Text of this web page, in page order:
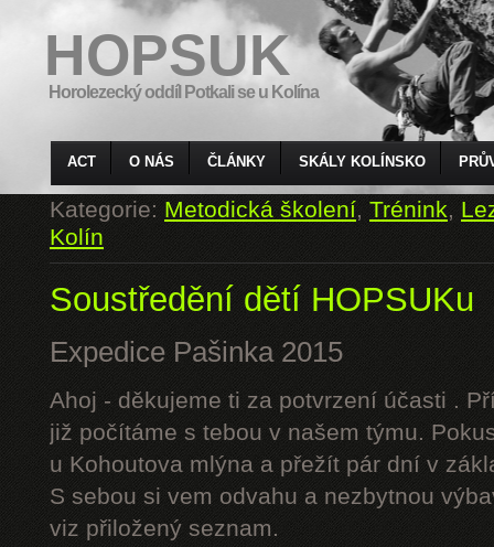
HOPSUK
Horolezecký oddíl Potkali se u Kolína
ACT O NÁS ČLÁNKY SKÁLY KOLÍNSKO
Kategorie:Metodická školení, Trénink,
Kolín
Soustředění dětí HOPSUKu
Expedice Pašinka 2015
Ahoj - děkujeme ti za potvrzení účasti .
již počítáme s tebou v našem týmu.
u Kohoutova mlýna a přežít pár dní v
S sebou si vem odvahu a nezbytnou
viz přiložený seznam.